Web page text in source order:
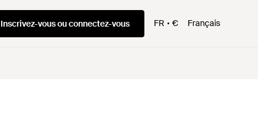
Inscrivez-vous ou connectez-vous FR € Français